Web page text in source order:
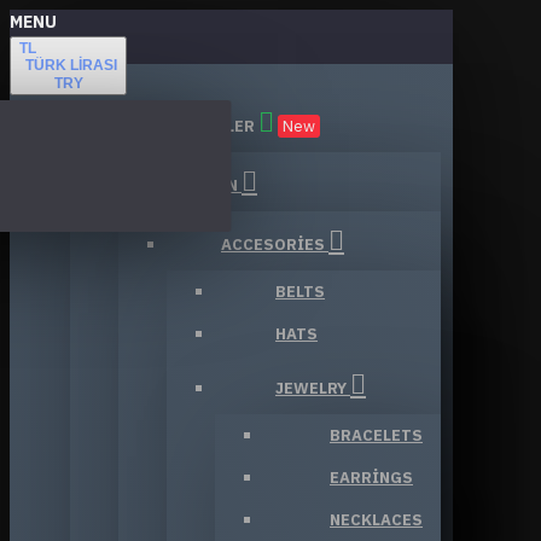
MENU
TL
TÜRK LIRASI
TRY
TÜM KATEGORILER New
FASHION
ACCESORIES
BELTS
HATS
JEWELRY
BRACELETS
EARRINGS
NECKLACES